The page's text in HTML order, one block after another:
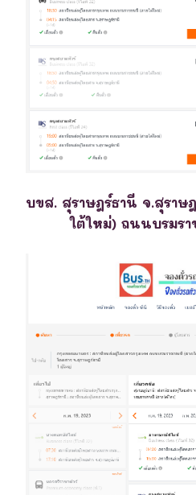
บขส. สุราษฎร์ธานี จ.สุราษ
ใต้ใหม่) ถนนบรมร